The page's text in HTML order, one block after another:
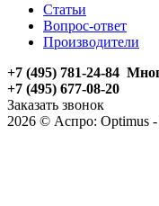
Статьи
Вопрос-ответ
Производители
+7 (495) 781-24-84
+7 (495) 677-08-20
Заказать звонок
2026 © Аспро: Optimus